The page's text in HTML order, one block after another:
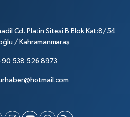
Cd. Platin Sitesi B Blok Kat:8/54
/ Kahramanmaraş
538 526 8973